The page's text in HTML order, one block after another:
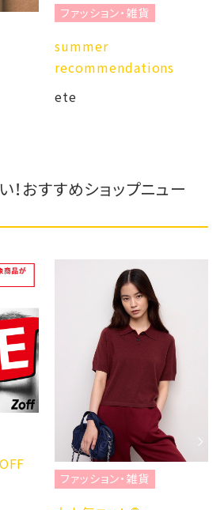
ファッション・雑貨
summer
recommendations
ete
おすすめショップニュー
ファッション・雑貨